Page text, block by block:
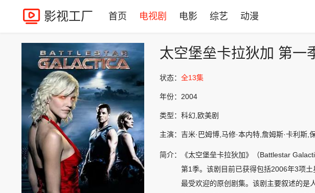
影视工厂 首页 电视剧 电影 综艺 动漫
太空堡垒卡拉狄加 第一
状态： 全13集
年份： 2004
类型： 科幻,欧美剧
主演： 吉米·巴姆博,马修·本内特,詹姆斯·卡利斯,
简介：
《太空堡垒卡拉狄加》（Battlestar
第1季。该剧目前已获得包括2006年3项
最受欢迎的原创剧集。该剧主要叙述的是